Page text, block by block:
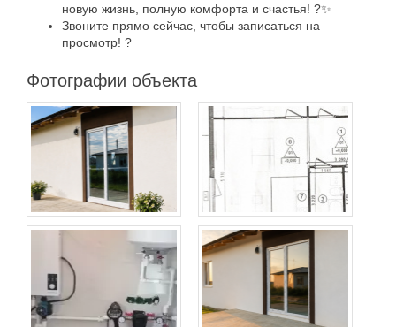
новую жизнь, полную комфорта и счастья! ?✨
Звоните прямо сейчас, чтобы записаться на
просмотр! ?
Фотографии объекта